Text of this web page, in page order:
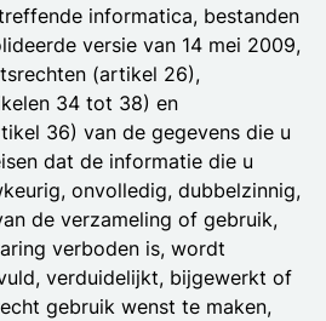
informatica, bestanden
versie van 14 mei 2009,
(artikel 26),
34 tot 38) en
36) van de gegevens die u
dat de informatie die u
onvolledig, dubbelzinnig,
de verzameling of gebruik,
verboden is, wordt
verduidelijkt, bijgewerkt of
gebruik wenst te maken,